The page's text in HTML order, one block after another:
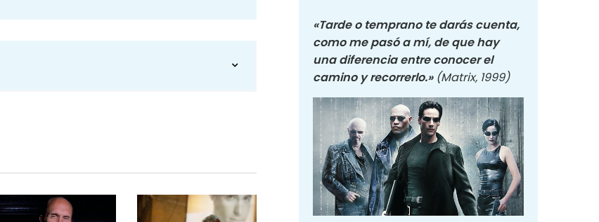
«Tarde o temprano te darás cuenta,
como me pasó a mí, de que hay
una diferencia entre conocer el
camino y recorrerlo.» (Matrix, 1999)